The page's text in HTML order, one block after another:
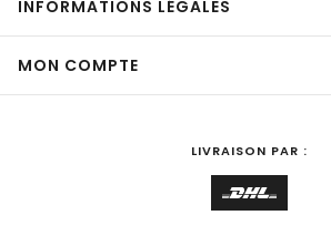
INFORMATIONS LÉGALES
MON COMPTE
LIVRAISON PAR :